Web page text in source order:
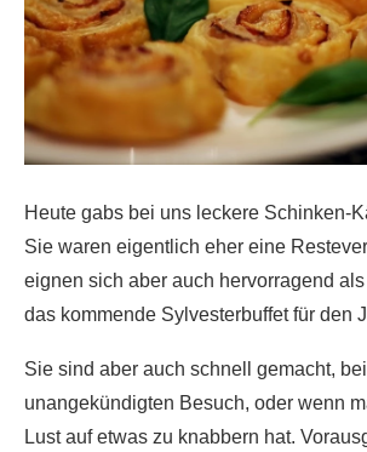
Heute gabs bei uns leckere Schinken-
Sie waren eigentlich eher eine
eignen sich aber auch hervorragend
das kommende Sylvesterbuffet für den
Sie sind aber auch schnell gemacht,
unangekündigten Besuch, oder wenn
Lust auf etwas zu knabbern hat.